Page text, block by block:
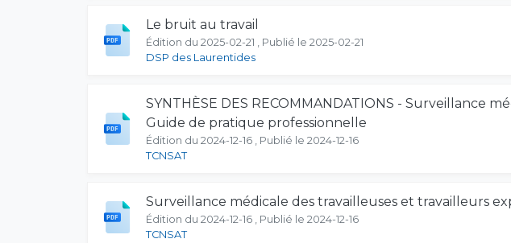
Le bruit au travail
Édition du 2025-02-21 , Publié le 2025-02-21
DSP des Laurentides
SYNTHÈSE DES RECOMMANDATIONS - Surveillance
Guide de pratique professionnelle
Édition du 2024-12-16 , Publié le 2024-12-16
TCNSAT
Surveillance médicale des travailleuses et travailleurs
Édition du 2024-12-16 , Publié le 2024-12-16
TCNSAT